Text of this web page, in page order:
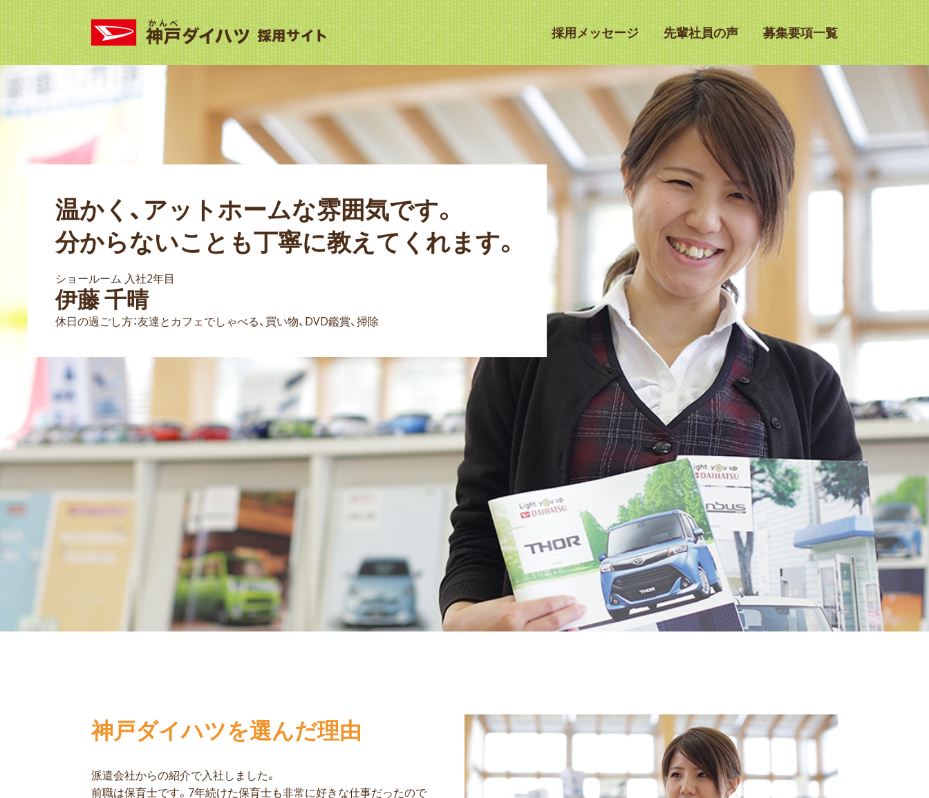
採用メッセージ 先輩社員の声 募集要項一覧
温かく、アットホームな雰囲気です。
分からないことも丁寧に教えてくれます。
ショールーム 入社2年目
伊藤 千晴
休日の過ごし方：友達とカフェでしゃべる、買い物、DVD鑑賞、掃除
神戸ダイハツを選んだ理由
派遣会社からの紹介で入社しました。
前職は保育士です。7年続けた保育士も非常に好きな仕事だったので